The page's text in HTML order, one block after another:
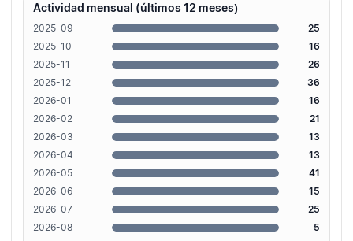
Actividad mensual (últimos 12 meses)
2025-09
25
2025-10
16
2025-11
26
2025-12
36
2026-01
16
2026-02
21
2026-03
13
2026-04
13
2026-05
41
2026-06
15
2026-07
25
2026-08
5